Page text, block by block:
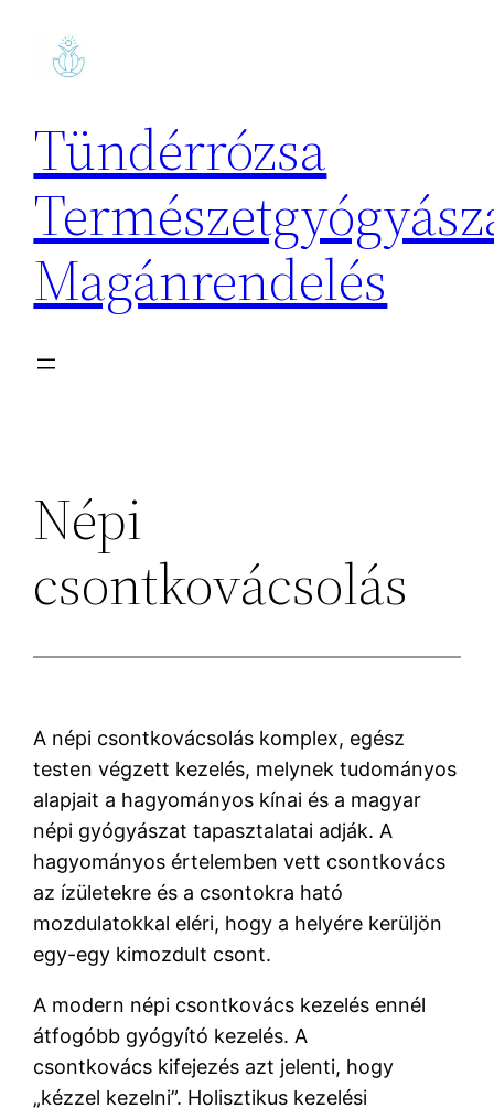
tartalomhoz
Tündérrózsa
Magánrendelés
Népi
csontkovácsolás
A népi csontkovácsolás komplex, egész
testen végzett kezelés, melynek tudományos
alapjait a hagyományos kínai és a magyar
népi gyógyászat tapasztalatai adják. A
hagyományos értelemben vett csontkovács
az ízületekre és a csontokra ható
mozdulatokkal eléri, hogy a helyére kerüljön
egy-egy kimozdult csont.
A modern népi csontkovács kezelés ennél
átfogóbb gyógyító kezelés. A
csontkovács kifejezés azt jelenti, hogy
„kézzel kezelni”. Holisztikus kezelési